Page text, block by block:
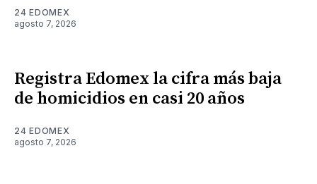
24 EDOMEX
agosto 7, 2026
Registra Edomex la cifra más baja
de homicidios en casi 20 años
24 EDOMEX
agosto 7, 2026